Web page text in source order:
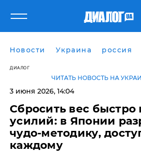
Новости Украина россия
ДИАЛОГ
ЧИТАТЬ НОВОСТЬ НА
3 июня 2026, 14:04
Сбросить вес быстро
усилий: в Японии
чудо-методику,
каждому